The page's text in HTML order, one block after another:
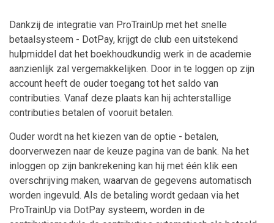
Dankzij de integratie van ProTrainUp met het snelle
betaalsysteem - DotPay, krijgt de club een uitstekend
hulpmiddel dat het boekhoudkundig werk in de academie
aanzienlijk zal vergemakkelijken. Door in te loggen op zijn
account heeft de ouder toegang tot het saldo van
contributies. Vanaf deze plaats kan hij achterstallige
contributies betalen of vooruit betalen.
Ouder wordt na het kiezen van de optie - betalen,
doorverwezen naar de keuze pagina van de bank. Na het
inloggen op zijn bankrekening kan hij met één klik een
overschrijving maken, waarvan de gegevens automatisch
worden ingevuld. Als de betaling wordt gedaan via het
ProTrainUp via DotPay systeem, worden in de